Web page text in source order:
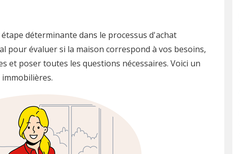
déterminante dans le processus d'achat
pour évaluer si la maison correspond à vos besoins,
et poser toutes les questions nécessaires. Voici un